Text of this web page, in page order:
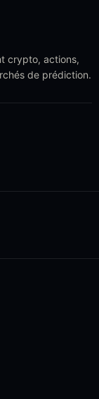
crypto, actions,
de prédiction.